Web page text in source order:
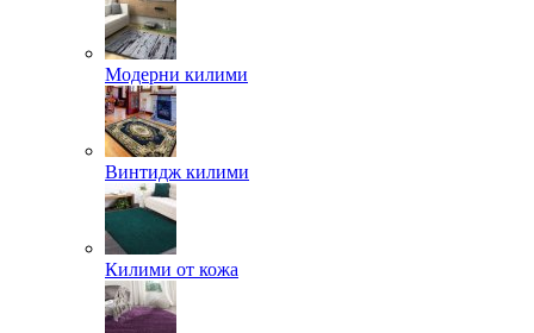
Модерни килими
Винтидж килими
Килими от кожа